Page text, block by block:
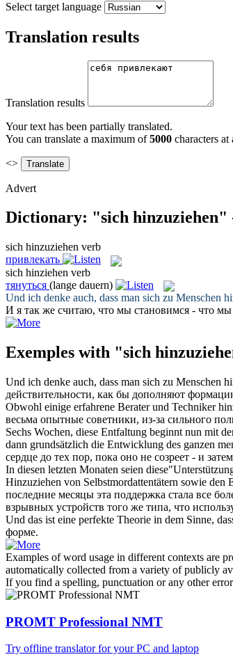
Select target language
Translation results
Translation results
Your text has been partially translated.
You can translate a maximum of5000 characters at
<>
Advert
Dictionary: "sich hinzuziehen"
sich hinzuziehen verb
привлекать
sich hinziehen verb
тянуться (lange dauern)
Und ich denke auch, dass man sich zu Menschen
И я так же считаю, что мы становимся - что мы
Exemples with "sich
Und ich denke auch, dass man sich zu Menschen
действительности, как бы дополняют
Obwohl einige erfahrene Berater und Techniker
весьма опытные советники, из-за сильного
Sechs Wochen, diese Entfaltung beginnt nun mit
dann grundsätzlich die Entwicklung des ganzen
сердце до тех пор, пока оно не созреет - и
In diesen letzten Monaten seien
Hinzuziehen von Selbstmordattentätern sowie
последние месяцы эта поддержка стала все
взрывных устройств того же типа, что
Und das ist eine perfekte Theorie in dem Sinne,
форме.
Examples of word usage in different contexts are
automatically collected from a variety of publicly
If you find a spelling, punctuation or any other
PROMT Professional NMT
Try offline translator for your PC and laptop